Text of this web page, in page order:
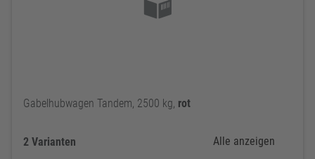
Gabelhubwagen Tandem, 2500 kg, rot
2 Varianten
Alle anzeigen